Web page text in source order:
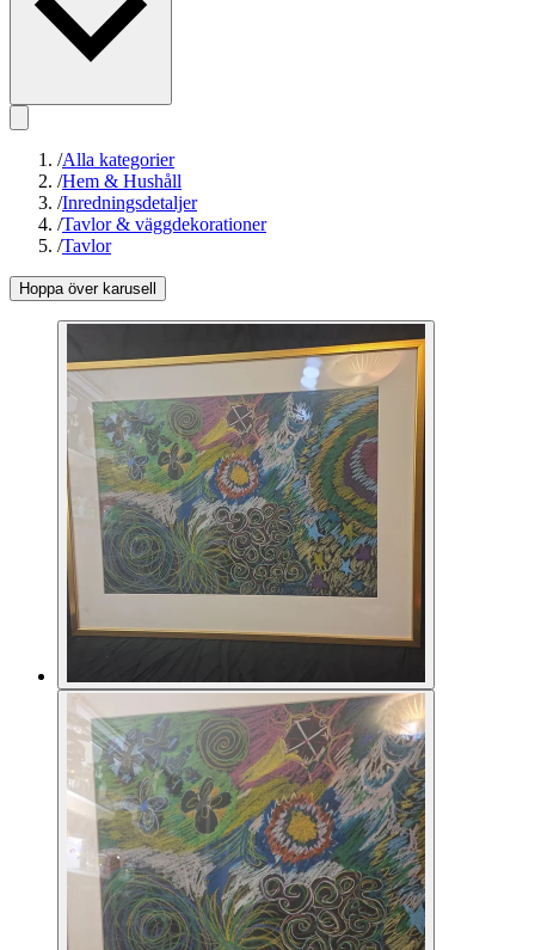
/Alla kategorier
/Hem & Hushåll
/Inredningsdetaljer
/Tavlor & väggdekorationer
/Tavlor
Hoppa över karusell